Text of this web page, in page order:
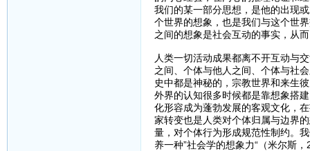
我们的某一部分思想，是他的出现
个世界的想象，也是我们与这个世
之间的想象是社会互动的事实，从
人类一切活动成果都离不开互动与
之间、个体与他人之间、个体与社
史中都是神秘的，宗教世界和来生
外界的认知很多时候都是靠想象搭
化形容成为蓬勃发展的客观文化，
家转变也是人类对个体归属与边界
量，对个体行为形成规范性制约。
养一种”社会学的想象力“（米尔斯